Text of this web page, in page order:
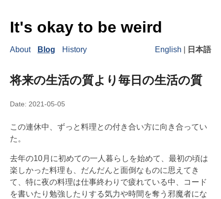
It's okay to be weird
About Blog History English 日本語
将来の生活の質より毎日の生活の質
Date: 2021-05-05
この連休中、ずっと料理との付き合い方に向き合ってい
た。
去年の10月に初めての一人暮らしを始めて、最初の頃は
楽しかった料理も、だんだんと面倒なものに思えてき
て、特に夜の料理は仕事終わりで疲れている中、コード
を書いたり勉強したりする気力や時間を奪う邪魔者にな